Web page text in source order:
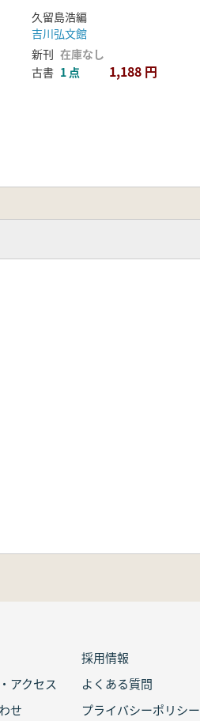
久留島浩編
吉川弘文館
新刊 在庫なし
古書 1 点 1,188 円
採用情報
アクセス
よくある質問
せ
プライバシーポリシー